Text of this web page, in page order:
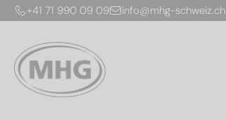
+41 71 990 09 09 info@mhg-schweiz.ch